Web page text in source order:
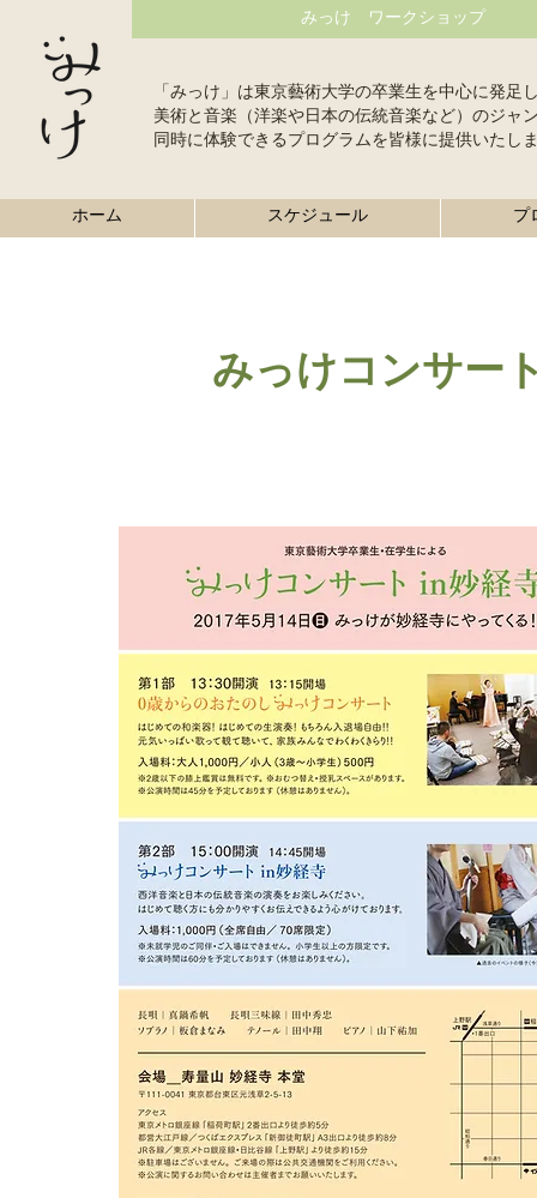
みっけ ワークショップ
「みっけ」は東京藝術大学の卒業生を中心に発足
美術と音楽（洋楽や日本の伝統音楽など）のジャ
同時に体験できるプログラムを皆様に提供いたし
ホーム スケジュール プ
みっけコンサー